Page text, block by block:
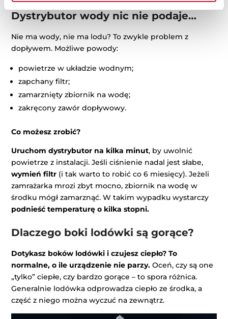
Dystrybutor wody nic nie podaje…
Nie ma wody, nie ma lodu? To zwykle problem z
dopływem. Możliwe powody:
powietrze w układzie wodnym;
zapchany filtr;
zamarznięty zbiornik na wodę;
zakręcony zawór dopływowy.
Co możesz zrobić?
Uruchom dystrybutor na kilka minut, by uwolnić
powietrze z instalacji. Jeśli ciśnienie nadal jest słabe,
wymień filtr (i tak warto to robić co 6 miesięcy). Jeżeli
zamrażarka mrozi zbyt mocno, zbiornik na wodę w
środku mógł zamarznąć. W takim wypadku wystarczy
podnieść temperaturę o kilka stopni.
Dlaczego boki lodówki są gorące?
Dotykasz boków lodówki i czujesz ciepło? To
normalne, o ile urządzenie nie parzy. Oceń, czy są one
„tylko” ciepłe, czy bardzo gorące – to spora różnica.
Generalnie lodówka odprowadza ciepło ze środka, a
część z niego można wyczuć na zewnątrz.